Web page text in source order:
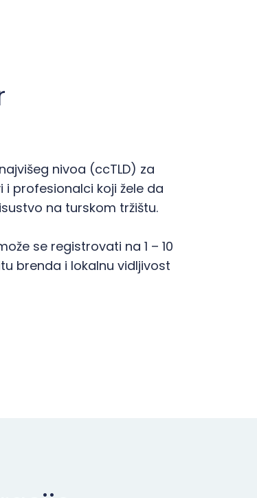
nivoa (ccTLD) za
i profesionalci koji žele da
na turskom tržištu.
se registrovati na 1 – 10
brenda i lokalnu vidljivost